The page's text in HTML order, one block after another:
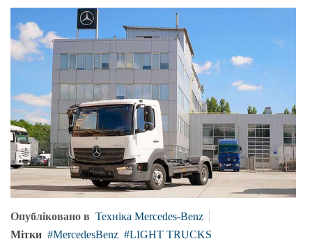
Опубліковано в Техніка Mercedes-Benz
Мітки
MercedesBenz LIGHT TRUCKS